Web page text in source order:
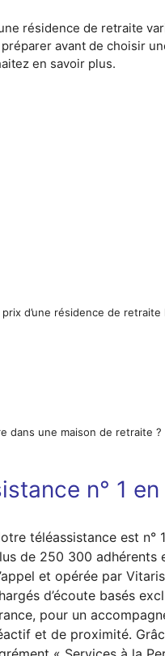
résidence de retraite
avant de choisir
en savoir plus.
d’une résidence de
dans une maison de retraite ?
n° 1
téléassistance est n°
de 250 300 adhérents
et opérée par
d’écoute basés
pour un
et de proximité.